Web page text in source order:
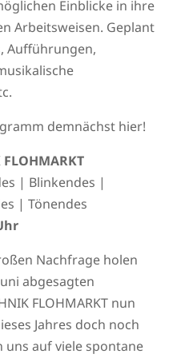
Einblicke in ihre
Arbeitsweisen. Geplant
Aufführungen,
demnächst hier!
FLOHMARKT
| Blinkendes |
| Tönendes
Nachfrage holen
abgesagten
FLOHMARKT nun
Jahres doch noch
uns auf viele spontane